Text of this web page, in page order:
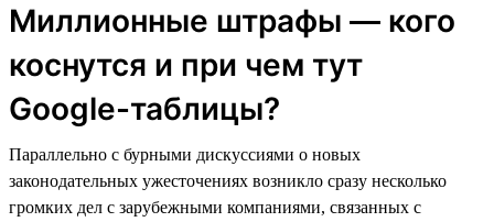
Миллионные штрафы — кого
коснутся и при чем тут
Google-таблицы?
Параллельно с бурными дискуссиями о новых
законодательных ужесточениях возникло сразу несколько
громких дел с зарубежными компаниями, связанных с